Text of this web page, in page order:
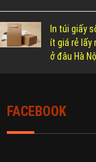
In túi giấy
ít giá rẻ lấy
ở đâu Hà
FACEBOOK